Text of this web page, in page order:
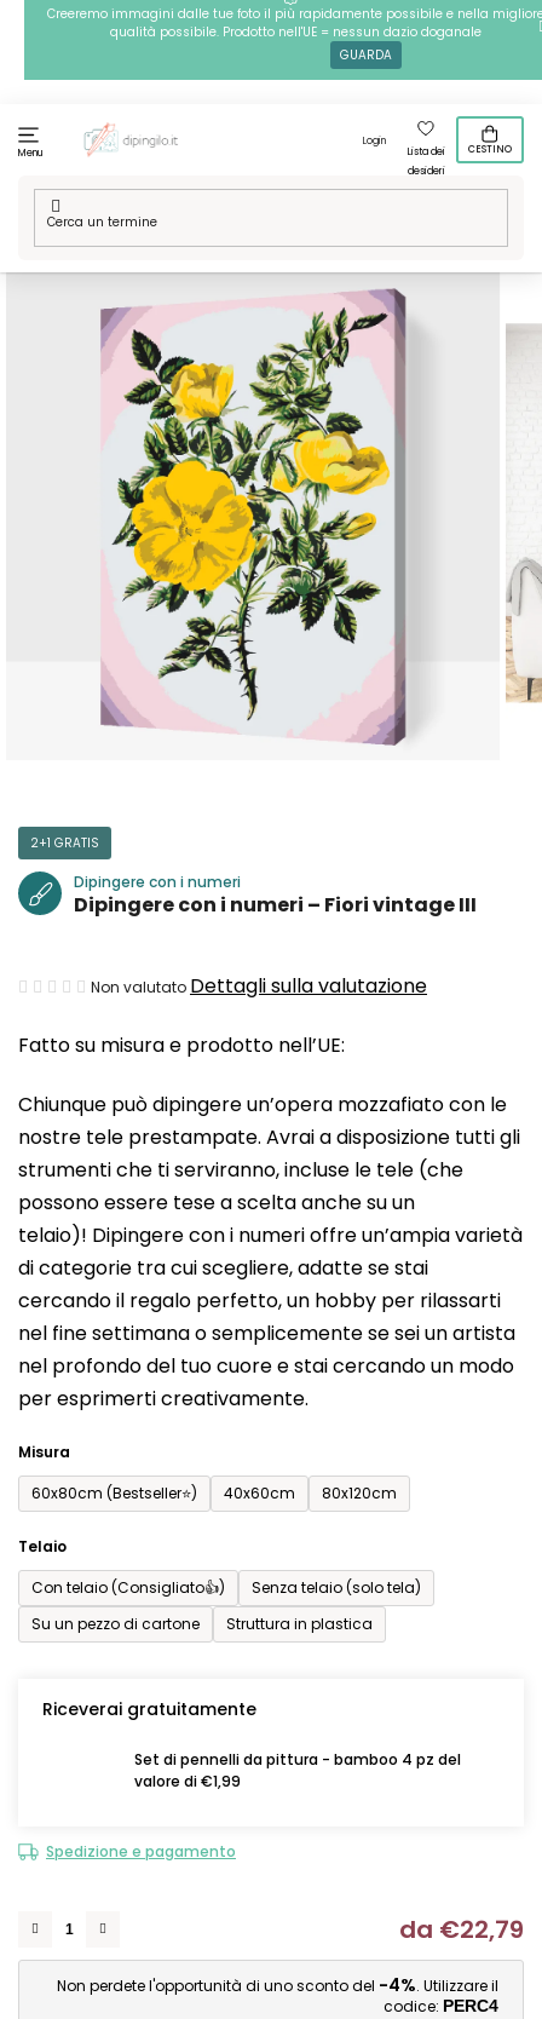
Passa
contenuto
Creeremo immagini dalle tue foto il più rapidamente possibile e nella
qualità possibile. Prodotto nell'UE = nessun dazio doganale
GUARDA
Menu
Login
Lista dei
desideri
CESTINO
Casa
/ Tecniche / Dipingere con i numeri / Dipingere con i
numeri – Fiori vintage III
Fatto su misura e prodotto nell’UE:
Chiunque può dipingere un’opera mozzafiato con le
nostre tele prestampate. Avrai a disposizione tutti gli
strumenti che ti serviranno, incluse le tele (che
possono essere tese a scelta anche su un
telaio)! Dipingere con i numeri offre un’ampia varietà
di categorie tra cui scegliere, adatte se stai
cercando il regalo perfetto, un hobby per rilassarti
nel fine settimana o semplicemente se sei un artista
nel profondo del tuo cuore e stai cercando un modo
per esprimerti creativamente.
Misura
60x80cm (Bestseller⭐)
40x60cm 80x120cm
Telaio
Con telaio (Consigliato👍)
Senza telaio (solo tela)
Su un pezzo di cartone
Struttura in plastica
Riceverai gratuitamente
Set di pennelli da pittura - bamboo 4 pz del
valore di €1,99
Spedizione e pagamento
da €22,79
Non perdete l'opportunità di uno sconto del -4%. Utilizzare il
codice: PERC4
2+1 GRATIS
Dipingere con i numeri
Dipingere con i numeri – Fiori vintage III
La
media
prodotto
è
0,0
su
5
stelle.
Non valutato Dettagli sulla valutazione